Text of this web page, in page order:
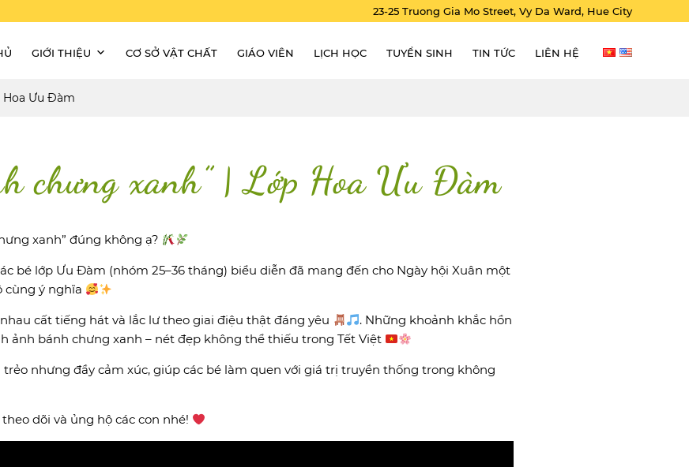
23-25 Truong Gia Mo Street, Vy Da Ward, Hue City
GIỚI THIỆU CƠ SỞ VẬT CHẤT GIÁO VIÊN LỊCH HỌC TUYỂN SINH TIN TỨC LIÊN HỆ
Hoa Ưu Đàm
chưng xanh” | Lớp Hoa Ưu Đàm
xanh” đúng không ạ?
bé lớp Ưu Đàm (nhóm 25–36 tháng) biểu diễn đã mang đến cho Ngày hội Xuân một
cùng ý nghĩa
cất tiếng hát và lắc lư theo giai điệu thật đáng yêu
. Những khoảnh khắc hồn
ảnh bánh chưng xanh – nét đẹp không thể thiếu trong Tết Việt
nhưng đầy cảm xúc, giúp các bé làm quen với giá trị truyền thống trong không
dõi và ủng hộ các con nhé!